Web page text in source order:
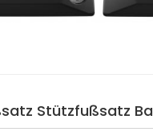
Stützfußsatz